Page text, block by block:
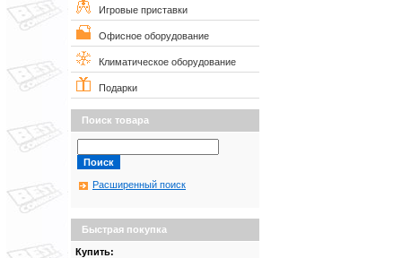
Игровые приставки
Офисное оборудование
Климатическое оборудование
Подарки
Поиск товара
Расширенный поиск
Быстрая покупка
Купить: